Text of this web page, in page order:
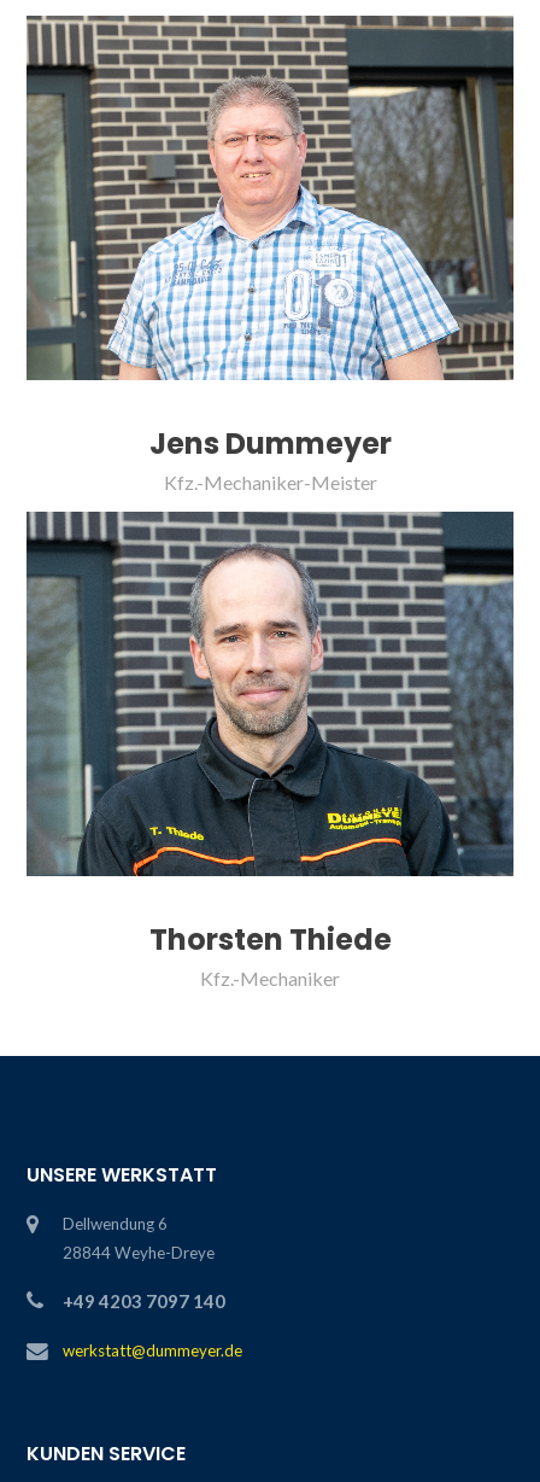
Jens Dummeyer
Kfz.-Mechaniker-Meister
Thorsten Thiede
Kfz.-Mechaniker
UNSERE WERKSTATT
Dellwendung 6
28844 Weyhe-Dreye
+49 4203 7097 140
werkstatt@dummeyer.de
KUNDEN SERVICE